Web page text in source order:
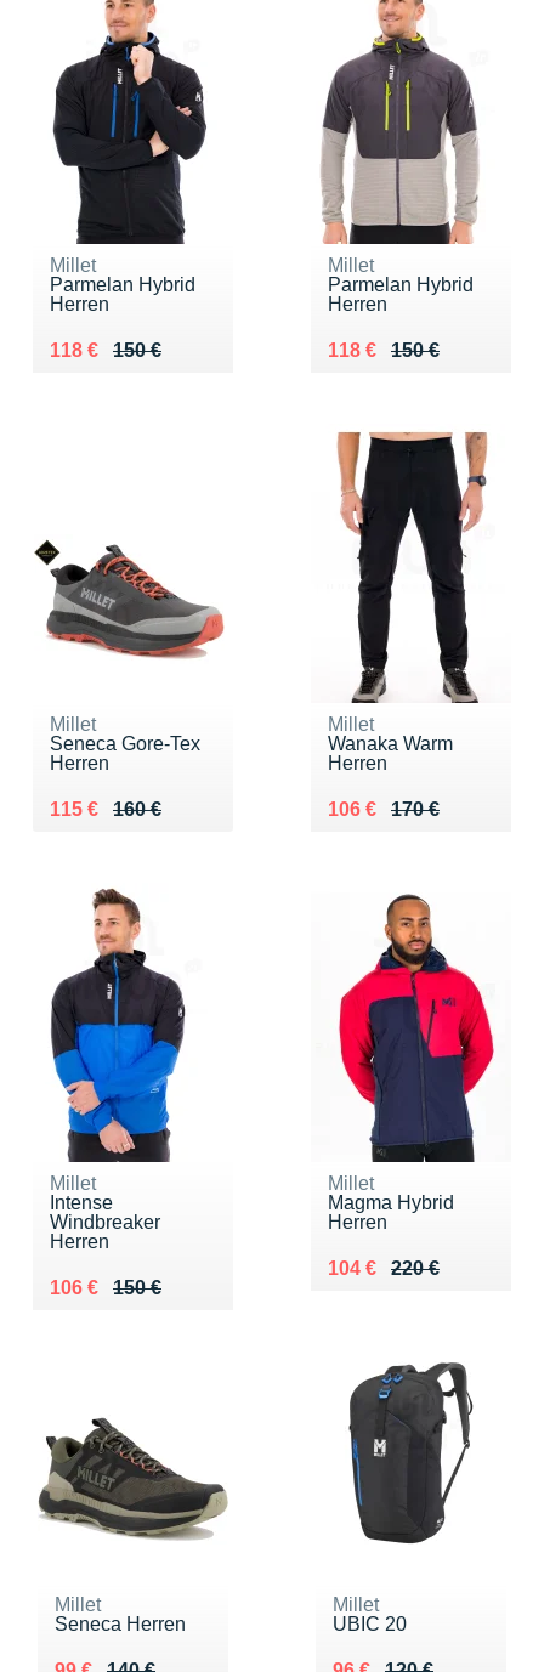
Millet
Parmelan Hybrid
Herren
150 €
Au lieu de 150 €
118 €
Vendu 118 €
Millet
Parmelan Hybrid
Herren
150 €
Au lieu de 150 €
118 €
Vendu 118 €
Millet
Seneca Gore-Tex
Herren
160 €
Au lieu de 160 €
115 €
Vendu 115 €
Millet
Wanaka Warm
Herren
170 €
Au lieu de 170 €
106 €
Vendu 106 €
Millet
Intense
Windbreaker
Herren
150 €
Au lieu de 150 €
106 €
Vendu 106 €
Millet
Magma Hybrid
Herren
220 €
Au lieu de 220 €
104 €
Vendu 104 €
Millet
Seneca Herren
Millet
UBIC 20